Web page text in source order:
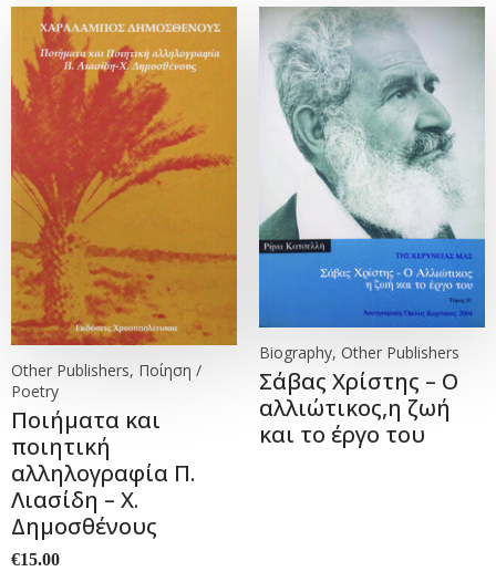
Other Publishers, Ποίηση /
Poetry
Ποιήματα και
ποιητική
αλληλογραφία Π.
Λιασίδη – Χ.
Δημοσθένους
€15.00
Biography, Other Publishers
Σάβας Χρίστης – Ο
αλλιώτικος,η ζωή
και το έργο του